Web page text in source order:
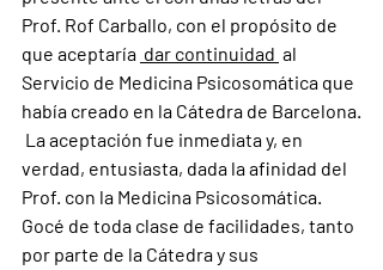
Prof. Rof Carballo, con el propósito de
que aceptaría dar continuidad al
Servicio de Medicina Psicosomática que
había creado en la Cátedra de Barcelona.
La aceptación fue inmediata y, en
verdad, entusiasta, dada la afinidad del
Prof. con la Medicina Psicosomática.
Gocé de toda clase de facilidades, tanto
por parte de la Cátedra y sus